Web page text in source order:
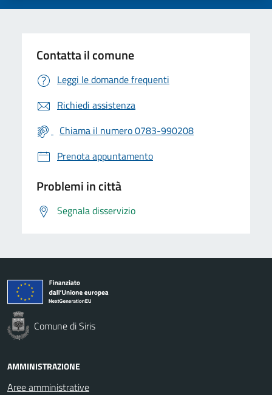
Contatta il comune
Leggi le domande frequenti
Richiedi assistenza
Chiama il numero 0783-990208
Prenota appuntamento
Problemi in città
Segnala disservizio
Comune di Siris
AMMINISTRAZIONE
Aree amministrative